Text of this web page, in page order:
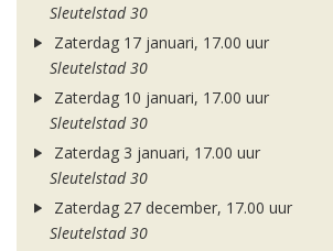
Sleutelstad 30
Zaterdag 17 januari, 17.00 uur
Sleutelstad 30
Zaterdag 10 januari, 17.00 uur
Sleutelstad 30
Zaterdag 3 januari, 17.00 uur
Sleutelstad 30
Zaterdag 27 december, 17.00 uur
Sleutelstad 30